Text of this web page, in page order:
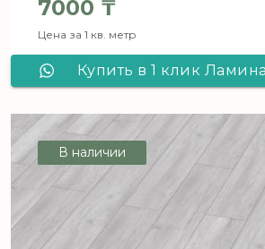
7000 ₸
Цена за 1 кв. метр
Купить в 1 клик
В наличии